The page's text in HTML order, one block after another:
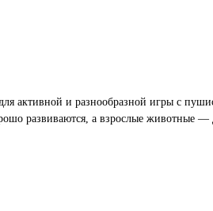
активной и разнообразной игры с
развиваются, а взрослые животные